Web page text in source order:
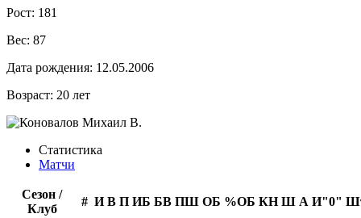
Рост: 181
Вес: 87
Дата рождения: 12.05.2006
Возраст: 20 лет
Статистика
Матчи
Сезон /
Клуб
# И В П ИБ БВ ПШ ОБ %ОБ КН Ш А И"0"